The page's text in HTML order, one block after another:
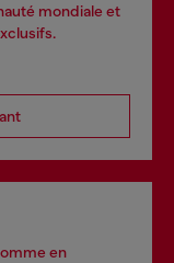
mondiale et
en